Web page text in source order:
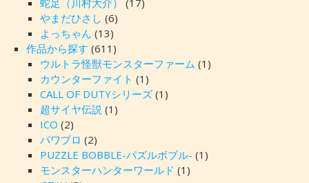
蛇足（川村大介）
(17)
やまだひさし (6)
よっちゃん (13)
作品から探す (611)
ウルトラ怪獣モンスターファーム (1)
カウンターファイト (1)
CALL OF DUTYシリーズ(1)
超サイヤ伝説(1)
ICO (2)
パワプロ (2)
PUZZLE BOBBLE-パズルボブル- (1)
モンスターハンターワールド (1)